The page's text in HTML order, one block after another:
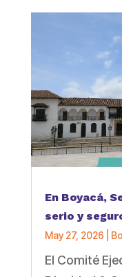
En Boyacá,
serio y
May 27, 2026
El Comité